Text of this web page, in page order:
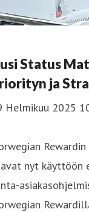
Status
ja
Helmikuu 2025
nyt käyttöön